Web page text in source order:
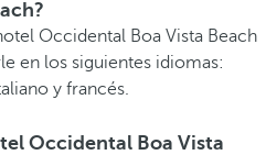
Occidental Boa Vista Beach
en los siguientes idiomas:
y francés.
Occidental Boa Vista